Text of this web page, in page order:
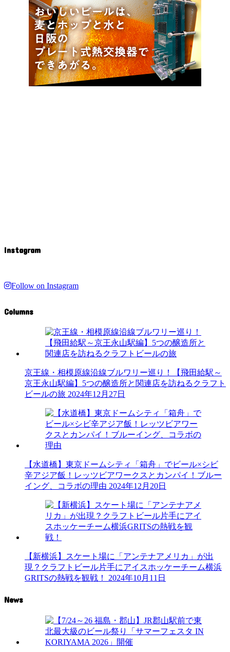
Instagram
Follow on Instagram
Columns
京王線・相模原線沿線ブルワリー巡り！【飛田給駅～
京王永山駅編】5つの醸造所と関連店を訪ねるクラフト
ビールの旅 2024年12月27日
【水道橋】東京ドームシティ「箱舟」でビール×シビ
辛アジア飯！レッツビアワークスとカンパイ！ブルー
イング、コラボの理由 2024年12月20日
【新横浜】スケート場に「アンテナアメリカ」が出
現？クラフトビール片手にアイスホッケーチーム横浜
GRITSの熱戦を観戦！
2024年10月11日
News